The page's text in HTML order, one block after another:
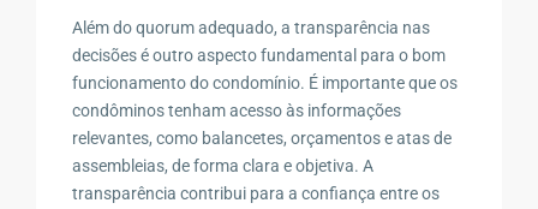
Além do quorum adequado, a transparência nas
decisões é outro aspecto fundamental para o bom
funcionamento do condomínio. É importante que os
condôminos tenham acesso às informações
relevantes, como balancetes, orçamentos e atas de
assembleias, de forma clara e objetiva. A
transparência contribui para a confiança entre os